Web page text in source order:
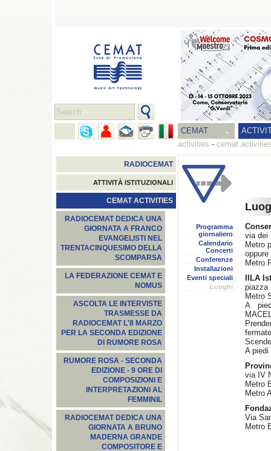
CEMAT
activities - cemat
RADIOCEMAT
ATTIVITÀ ISTITUZIONALI
CEMAT ACTIVITIES
RADIOCEMAT DEDICA UNA
GIORNATA A FRANCO
EVANGELISTI NEL
TRENTACINQUESIMO DELLA
SCOMPARSA
LA FEDERAZIONE CEMAT E
NOMUS
ASCOLTA LE INTERVISTE
TRASMESSE DA
RADIOCEMAT L'8 MARZO
PER LA SECONDA EDIZIONE
DI RUMORE ROSA
RUMORE ROSA - SECONDA
EDIZIONE - 9 ORE DI
COMPOSIZIONI E
INTERPRETAZIONI AL
FEMMINIL
RADIOCEMAT DEDICA UNA
GIORNATA A BRUNO
MADERNA GRANDE
COMPOSITORE E
Programma
giornaliero
Calendario
Concerti
Conferenze
Installazioni
Eventi speciali
Luoghi
via dei
Metro
oppure
Metro
IILA
piazza
Metro
A
fermate
A piedi
via IV
Metro
Metro
Via
Metro